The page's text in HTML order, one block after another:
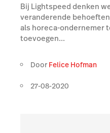
Bij Lightspeed denken
veranderende
als horeca-ondernemer
toevoegen...
Door Felice Hofman
27-08-2020